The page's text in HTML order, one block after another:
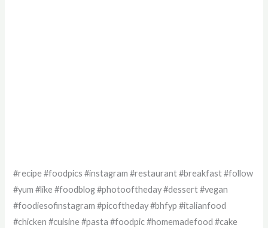
#recipe #foodpics #instagram #restaurant #breakfast #follow
#yum #like #foodblog #photooftheday #dessert #vegan
#foodiesofinstagram #picoftheday #bhfyp #italianfood
#chicken #cuisine #pasta #foodpic #homemadefood #cake